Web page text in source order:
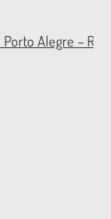
Alegre – RS